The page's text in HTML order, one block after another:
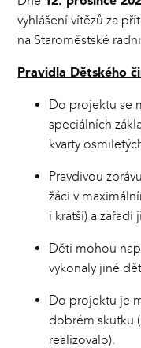
vyhlášení vítězů za
na Staroměstské
Pravidla Dětského
Do projektu se
speciálních
kvarty
Pravdivou
žáci v
i kratší) a
Děti mohou
vykonaly jiné
Do projektu je
dobrém skutku
realizovalo).